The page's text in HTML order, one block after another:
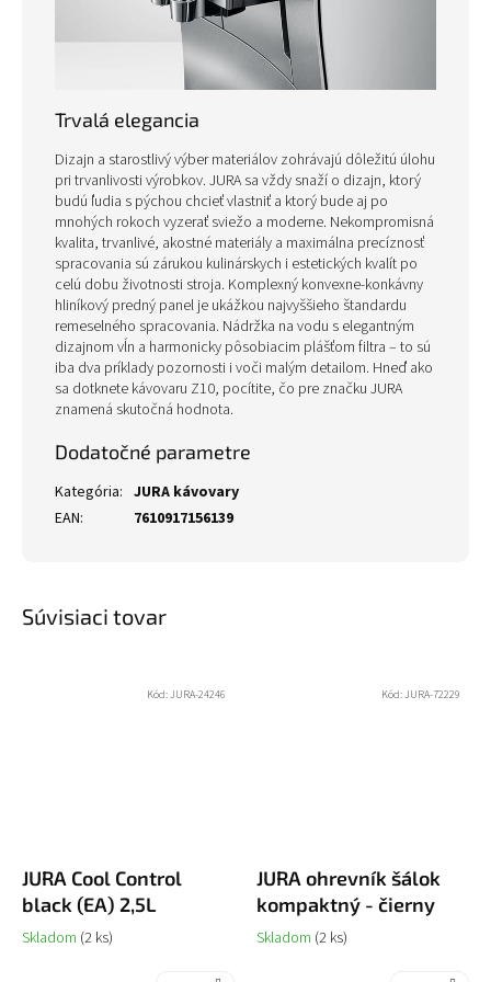
Trvalá elegancia
Dizajn a starostlivý výber materiálov zohrávajú dôležitú úlohu
pri trvanlivosti výrobkov. JURA sa vždy snaží o dizajn, ktorý
budú ľudia s pýchou chcieť vlastniť a ktorý bude aj po
mnohých rokoch vyzerať sviežo a moderne. Nekompromisná
kvalita, trvanlivé, akostné materiály a maximálna precíznosť
spracovania sú zárukou kulinárskych i estetických kvalít po
celú dobu životnosti stroja. Komplexný konvexne-konkávny
hliníkový predný panel je ukážkou najvyššieho štandardu
remeselného spracovania. Nádržka na vodu s elegantným
dizajnom vĺn a harmonicky pôsobiacim plášťom filtra – to sú
iba dva príklady pozornosti i voči malým detailom. Hneď ako
sa dotknete kávovaru Z10, pocítite, čo pre značku JURA
znamená skutočná hodnota.
Dodatočné parametre
Kategória: JURA kávovary
EAN: 7610917156139
Súvisiaci tovar
JURA Cool Control
black (EA) 2,5L
Skladom (2 ks)
Kód:JURA-24246
JURA ohrevník šálok
kompaktný - čierny
Skladom (2 ks)
Kód:JURA-72229